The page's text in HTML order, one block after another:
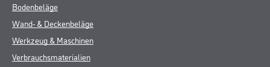
Bodenbeläge
Wand- & Deckenbeläge
Werkzeug & Maschinen
Verbrauchsmaterialien